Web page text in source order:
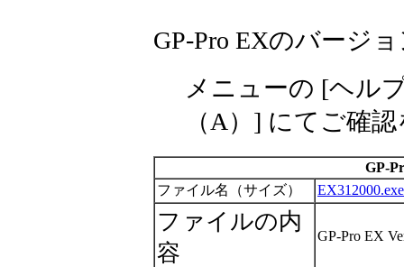
GP-Pro EXのバージ
メニューの [ヘル
（A）] にてご確
GP-
ファイル名（サイズ）
EX312000.exe
ファイルの内
容
GP-Pro EX